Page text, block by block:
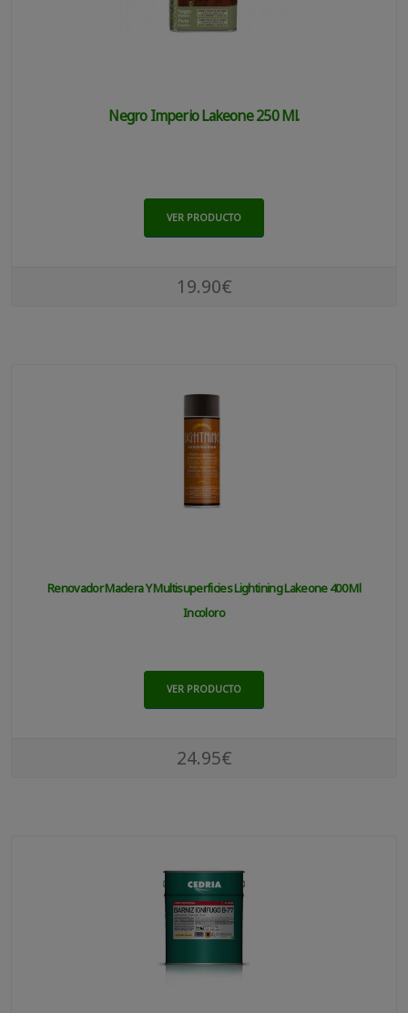
Negro Imperio Lakeone 250 Ml.
VER PRODUCTO
19.90€
Renovador Madera Y Multisuperficies Lightining Lakeone 400 Ml
Incoloro
VER PRODUCTO
24.95€